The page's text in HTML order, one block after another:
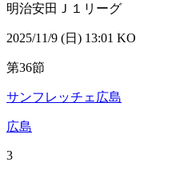
明治安田Ｊ１リーグ
2025/11/9 (日) 13:01 KO
第36節
サンフレッチェ広島
広島
3